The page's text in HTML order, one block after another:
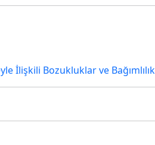
İlişkili Bozukluklar ve